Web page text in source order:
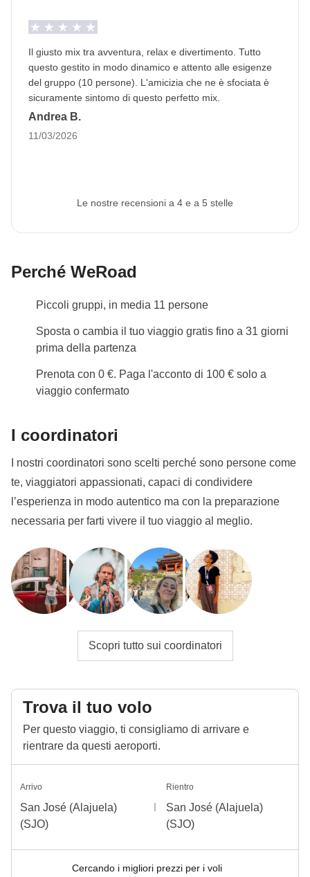
Il giusto mix tra avventura, relax e divertimento. Tutto
questo gestito in modo dinamico e attento alle esigenze
del gruppo (10 persone). L'amicizia che ne è sfociata è
sicuramente sintomo di questo perfetto mix.
Andrea B.
11/03/2026
Le nostre recensioni a 4 e a 5 stelle
Perché WeRoad
Piccoli gruppi, in media 11 persone
Sposta o cambia il tuo viaggio gratis fino a 31 giorni
prima della partenza
Prenota con 0 €. Paga l'acconto di 100 € solo a
viaggio confermato
I coordinatori
I nostri coordinatori sono scelti perché sono persone come
te, viaggiatori appassionati, capaci di condividere
l’esperienza in modo autentico ma con la preparazione
necessaria per farti vivere il tuo viaggio al meglio.
Scopri tutto sui coordinatori
Trova il tuo volo
Per questo viaggio, ti consigliamo di arrivare e
rientrare da questi aeroporti.
Arrivo
San José (Alajuela)
(SJO)
Rientro
San José (Alajuela)
(SJO)
Cercando i migliori prezzi per i voli